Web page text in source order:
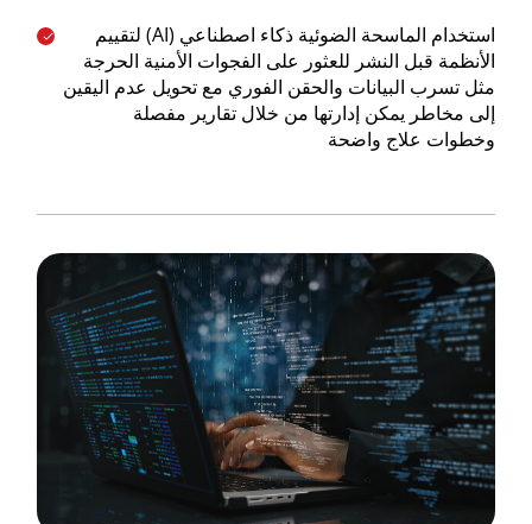
استخدام الماسحة الضوئية ذكاء اصطناعي (AI) لتقييم
الأنظمة قبل النشر للعثور على الفجوات الأمنية الحرجة
مثل تسرب البيانات والحقن الفوري مع تحويل عدم اليقين
إلى مخاطر يمكن إدارتها من خلال تقارير مفصلة
وخطوات علاج واضحة